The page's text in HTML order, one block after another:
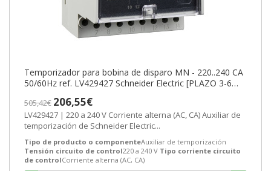
Temporizador para bobina de disparo MN - 220..240 CA
50/60Hz ref. LV429427 Schneider Electric [PLAZO 3-6
505,42€ 206,55€
LV429427 | 220 a 240 V Corriente alterna (AC, CA) Auxiliar de
temporización de Schneider Electric...
Tipo de producto o componenteAuxiliar de temporización
Tensión circuito de control220 a 240 V Tipo corriente circuito
de controlCorriente alterna (AC, CA)